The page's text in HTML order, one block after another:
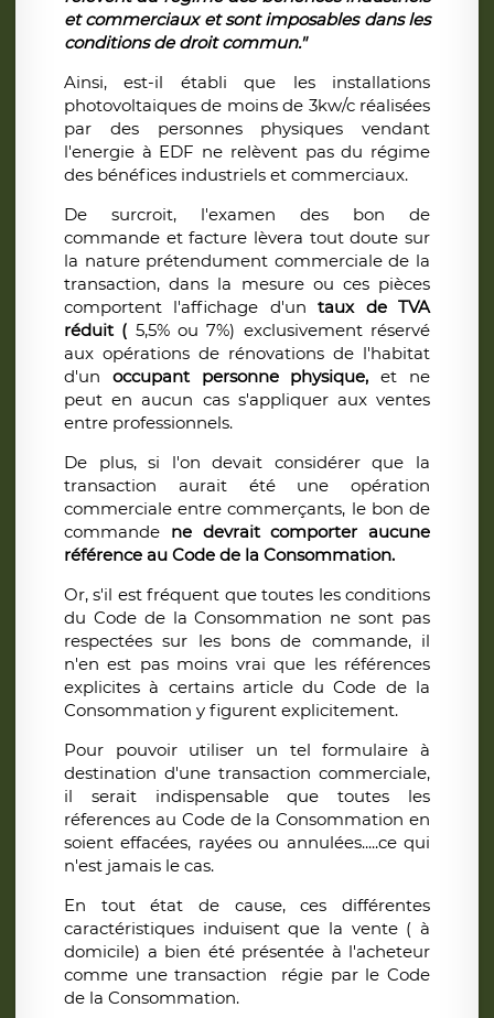
et commerciaux et sont imposables dans les
conditions de droit commun."
Ainsi, est-il établi que les installations
photovoltaiques de moins de 3kw/c réalisées
par des personnes physiques vendant
l'energie à EDF ne relèvent pas du régime
des bénéfices industriels et commerciaux.
De surcroit, l'examen des bon de
commande et facture lèvera tout doute sur
la nature prétendument commerciale de la
transaction, dans la mesure ou ces pièces
comportent l'affichage d'un taux de TVA
réduit ( 5,5% ou 7%) exclusivement réservé
aux opérations de rénovations de l'habitat
d'un occupant personne physique,et ne
peut en aucun cas s'appliquer aux ventes
entre professionnels.
De plus, si l'on devait considérer que la
transaction aurait été une opération
commerciale entre commerçants, le bon de
commande ne devrait comporter aucune
référence au Code de la Consommation.
Or, s'il est fréquent que toutes les conditions
du Code de la Consommation ne sont pas
respectées sur les bons de commande, il
n'en est pas moins vrai que les références
explicites à certains article du Code de la
Consommation y figurent explicitement.
Pour pouvoir utiliser un tel formulaire à
destination d'une transaction commerciale,
il serait indispensable que toutes les
réferences au Code de la Consommation en
soient effacées, rayées ou annulées.....ce qui
n'est jamais le cas.
En tout état de cause, ces différentes
caractéristiques induisent que la vente ( à
domicile) a bien été présentée à l'acheteur
comme une transaction régie par le Code
de la Consommation.